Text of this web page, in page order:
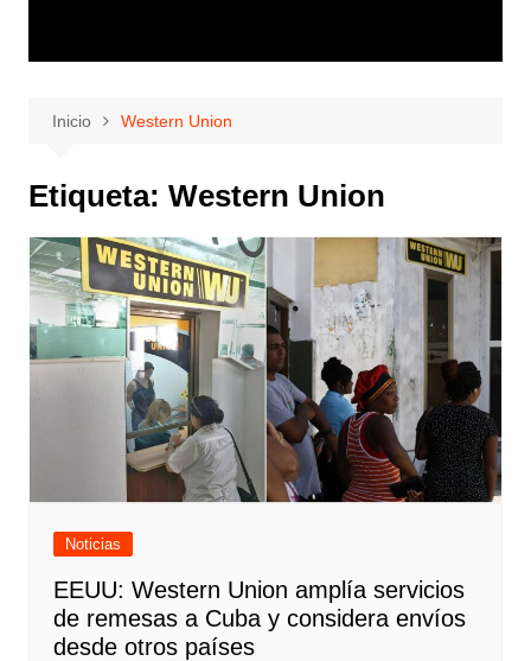
Inicio Western Union
Etiqueta: Western Union
Noticias
EEUU: Western Union amplía servicios
de remesas a Cuba y considera envíos
desde otros países